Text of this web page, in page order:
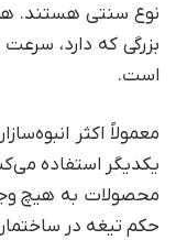
نوع سنتی هستند.
بزرگی که دارد،
است.
معمولاً اکثر
یکدیگر استفاده
محصولات به هیچ
حکم تیغه در ساختمان